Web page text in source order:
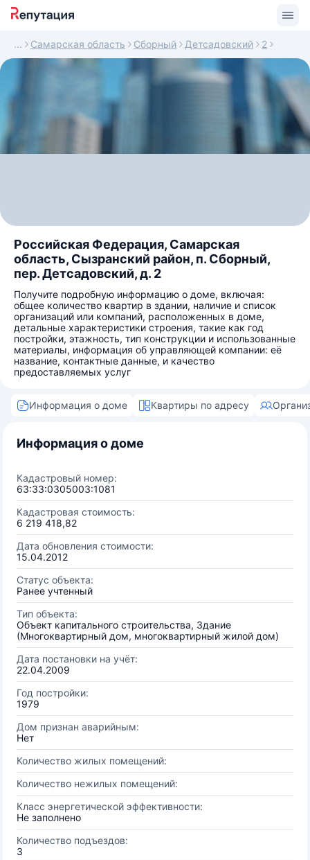
Самарская область Сборный Детсадовский 2
Российская Федерация, Самарская
область, Сызранский район, п. Сборный,
пер. Детсадовский, д. 2
Получите подробную информацию о доме, включая:
общее количество квартир в здании, наличие и список
организаций или компаний, расположенных в доме,
детальные характеристики строения, такие как год
постройки, этажность, тип конструкции и использованные
материалы, информация об управляющей компании: её
название, контактные данные, и качество
предоставляемых услуг
Информация о доме Квартиры по адресу
Информация о доме
Кадастровый номер:
63:33:0305003:1081
Кадастровая стоимость:
6 219 418,82
Дата обновления стоимости:
15.04.2012
Статус объекта:
Ранее учтенный
Тип объекта:
Объект капитального строительства, Здание
(Многоквартирный дом, многоквартирный жилой дом)
Дата постановки на учёт:
22.04.2009
Год постройки:
1979
Дом признан аварийным:
Нет
Количество жилых помещений:
Количество нежилых помещений:
Класс энергетической эффективности:
Не заполнено
Количество подъездов:
3